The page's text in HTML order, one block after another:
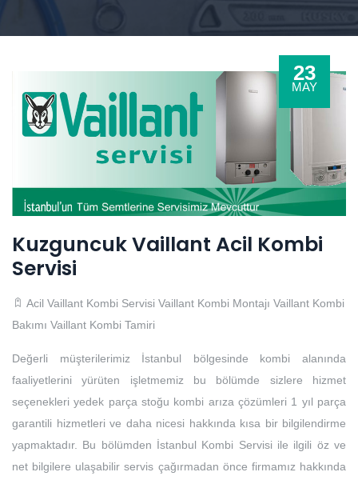
23
MAY
Kuzguncuk Vaillant Acil Kombi
Servisi
Acil Vaillant Kombi Servisi Vaillant Kombi Montajı Vaillant Kombi
Bakımı Vaillant Kombi Tamiri
Değerli müşterilerimiz İstanbul bölgesinde kombi alanında
faaliyetlerini yürüten işletmemiz bu bölümde sizlere hizmet
seçenekleri yedek parça stoğu kombi arıza çözümleri 1 yıl parça
garantili hizmetleri ve daha nicesi hakkında kısa bir bilgilendirme
yapmaktadır. Bu bölümden İstanbul Kombi Servisi ile ilgili öz ve
net bilgilere ulaşabilir servis çağırmadan önce firmamız hakkında